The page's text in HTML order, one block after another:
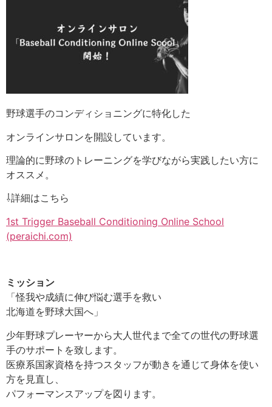
野球選手のコンディショニングに特化した
オンラインサロンを開設しています。
理論的に野球のトレーニングを学びながら実践したい方に
オススメ。
⇩詳細はこちら
1st Trigger Baseball Conditioning Online School
(peraichi.com)
ミッション
「怪我や成績に伸び悩む選手を救い
北海道を野球大国へ」
少年野球プレーヤーから大人世代まで全ての世代の野球選
手のサポートを致します。
医療系国家資格を持つスタッフが動きを通じて身体を使い
方を見直し、
パフォーマンスアップを図ります。